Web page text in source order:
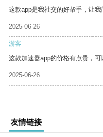
这款app是我社交的好帮手，让我
2025-06-26
游客
这款加速器app的价格有点贵，可
2025-06-26
友情链接